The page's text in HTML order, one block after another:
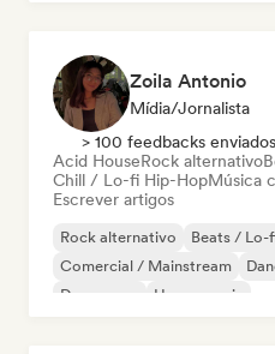
Zoila Antonio
Mídia/Jornalista
> 100 feedbacks enviados
Acid HouseRock alternativo
Chill / Lo-fi Hip-HopMúsica
Escrever artigos
Rock alternativo Beats / Lo-
Comercial / Mainstream
Dream pop
House music